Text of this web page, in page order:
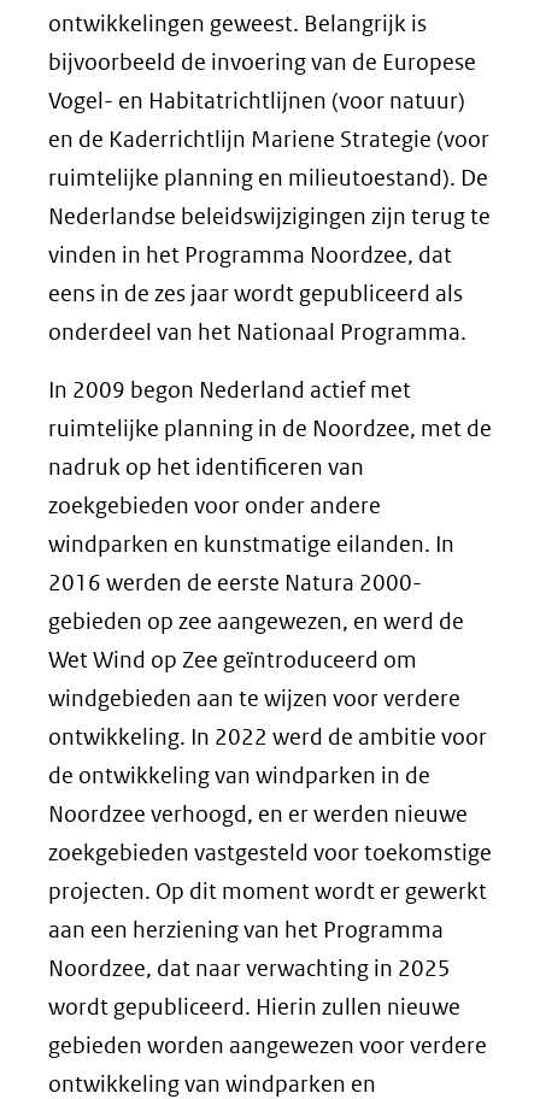
ontwikkelingen geweest. Belangrijk is
bijvoorbeeld de invoering van de Europese
Vogel- en Habitatrichtlijnen (voor natuur)
en de Kaderrichtlijn Mariene Strategie (voor
ruimtelijke planning en milieutoestand). De
Nederlandse beleidswijzigingen zijn terug te
vinden in het Programma Noordzee, dat
eens in de zes jaar wordt gepubliceerd als
onderdeel van het Nationaal Programma.
In 2009 begon Nederland actief met
ruimtelijke planning in de Noordzee, met de
nadruk op het identificeren van
zoekgebieden voor onder andere
windparken en kunstmatige eilanden. In
2016 werden de eerste Natura 2000-
gebieden op zee aangewezen, en werd de
Wet Wind op Zee geïntroduceerd om
windgebieden aan te wijzen voor verdere
ontwikkeling. In 2022 werd de ambitie voor
de ontwikkeling van windparken in de
Noordzee verhoogd, en er werden nieuwe
zoekgebieden vastgesteld voor toekomstige
projecten. Op dit moment wordt er gewerkt
aan een herziening van het Programma
Noordzee, dat naar verwachting in 2025
wordt gepubliceerd. Hierin zullen nieuwe
gebieden worden aangewezen voor verdere
ontwikkeling van windparken en